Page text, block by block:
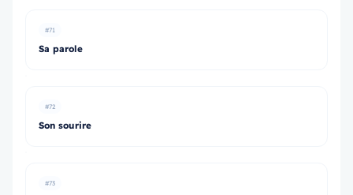
#71
Sa parole
#72
Son sourire
#73